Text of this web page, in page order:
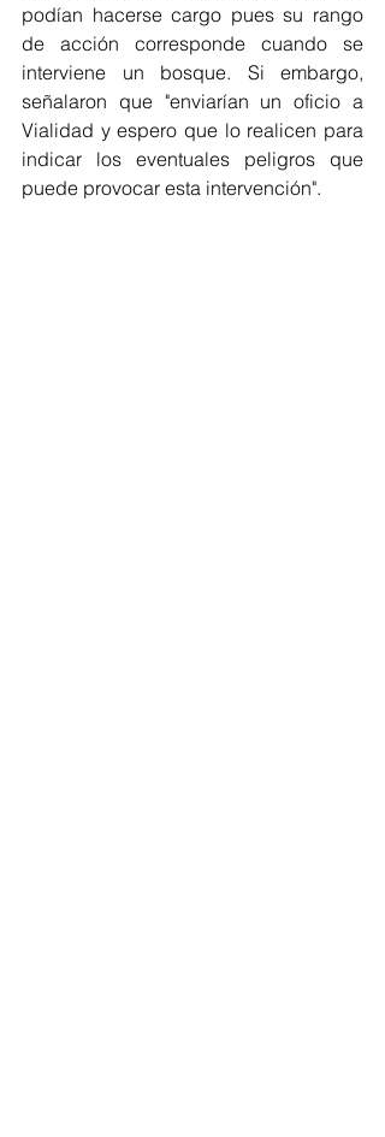
podían hacerse cargo pues su rango
de acción corresponde cuando se
interviene un bosque. Si embargo,
señalaron que "enviarían un oficio a
Vialidad y espero que lo realicen para
indicar los eventuales peligros que
puede provocar esta intervención".